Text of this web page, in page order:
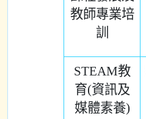
教師專業培
訓
STEAM教
育(資訊及
媒體素養)